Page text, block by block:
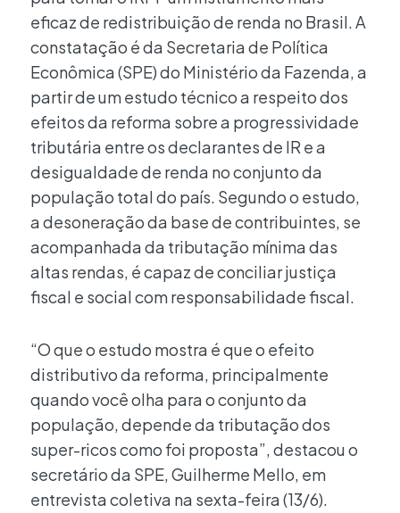
eficaz de redistribuição de renda no Brasil. A
constatação é da Secretaria de Política
Econômica (SPE) do Ministério da Fazenda, a
partir de um estudo técnico a respeito dos
efeitos da reforma sobre a progressividade
tributária entre os declarantes de IR e a
desigualdade de renda no conjunto da
população total do país. Segundo o estudo,
a desoneração da base de contribuintes, se
acompanhada da tributação mínima das
altas rendas, é capaz de conciliar justiça
fiscal e social com responsabilidade fiscal.
“O que o estudo mostra é que o efeito
distributivo da reforma, principalmente
quando você olha para o conjunto da
população, depende da tributação dos
super-ricos como foi proposta”, destacou o
secretário da SPE, Guilherme Mello, em
entrevista coletiva na sexta-feira (13/6).